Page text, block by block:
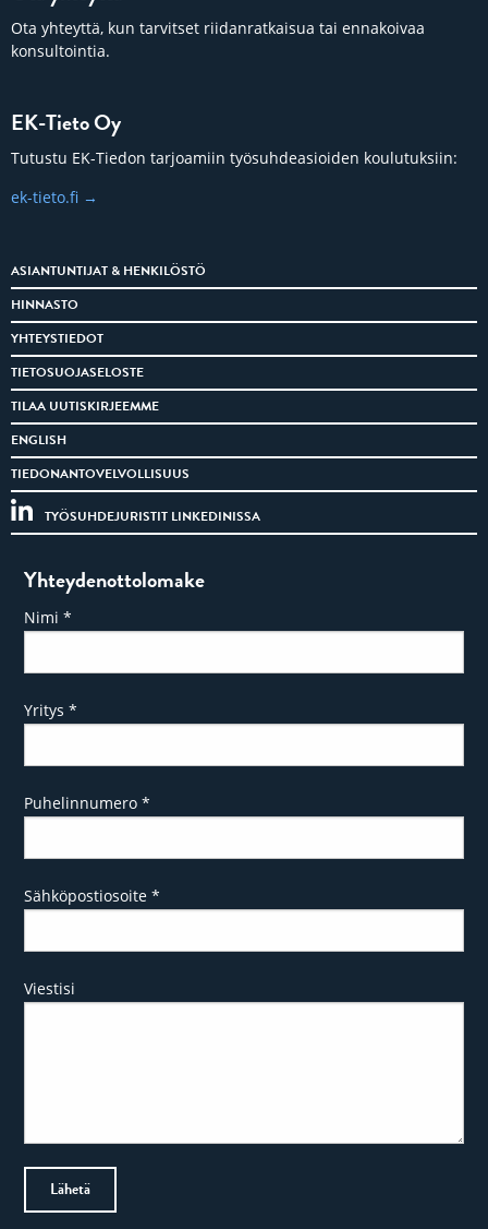
Ota yhteyttä, kun tarvitset riidanratkaisua tai ennakoivaa
konsultointia.
EK-Tieto Oy
Tutustu EK-Tiedon tarjoamiin työsuhdeasioiden koulutuksiin:
ek-tieto.fi
ASIANTUNTIJAT & HENKILÖSTÖ
HINNASTO
YHTEYSTIEDOT
TIETOSUOJASELOSTE
TILAA UUTISKIRJEEMME
ENGLISH
TIEDONANTOVELVOLLISUUS
TYÖSUHDEJURISTIT LINKEDINISSA
Yhteydenottolomake
Nimi*
Yritys*
Puhelinnumero*
Sähköpostiosoite*
Viestisi